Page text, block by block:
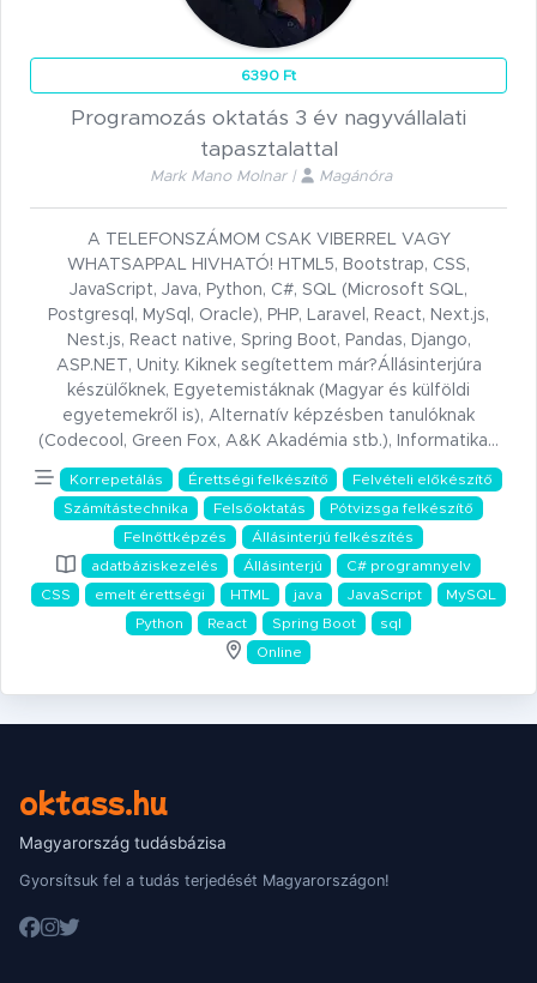
6390 Ft
Programozás oktatás 3 év nagyvállalati
tapasztalattal
Mark Mano Molnar | Magánóra
A TELEFONSZÁMOM CSAK VIBERREL VAGY
WHATSAPPAL HIVHATÓ! HTML5, Bootstrap, CSS,
JavaScript, Java, Python, C#, SQL (Microsoft SQL,
Postgresql, MySql, Oracle), PHP, Laravel, React, Next.js,
Nest.js, React native, Spring Boot, Pandas, Django,
ASP.NET, Unity. Kiknek segítettem már?Állásinterjúra
készülőknek, Egyetemistáknak (Magyar és külföldi
egyetemekről is), Alternatív képzésben tanulóknak
(Codecool, Green Fox, A&K Akadémia stb.), Informatika…
Korrepetálás Érettségi felkészítő
Felvételi előkészítő
Számítástechnika
Felsőoktatás
Pótvizsga felkészítő
Felnőttképzés
Állásinterjú felkészítés
adatbáziskezelés
Állásinterjú
C# programnyelv
CSS
emelt érettségi HTML java JavaScript
MySQL
Python
React Spring Boot
sql
Online
oktass.hu
Magyarország tudásbázisa
Gyorsítsuk fel a tudás terjedését Magyarországon!